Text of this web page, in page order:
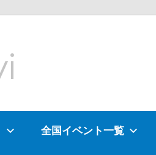
全国イベント一覧